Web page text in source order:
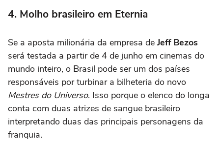
4. Molho brasileiro em Eternia
Se a aposta milionária da empresa de Jeff Bezos
será testada a partir de 4 de junho em cinemas do
mundo inteiro, o Brasil pode ser um dos países
responsáveis por turbinar a bilheteria do novo
Mestres do Universo. Isso porque o elenco do longa
conta com duas atrizes de sangue brasileiro
interpretando duas das principais personagens da
franquia.